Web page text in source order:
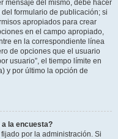
mensaje del mismo, debe hacer
formulario de publicación; si
apropiados para crear
en el campo apropiado,
en la correspondiente línea
de opciones que el usuario
usuario”, el tiempo límite en
y por último la opción de
la encuesta?
por la administración. Si